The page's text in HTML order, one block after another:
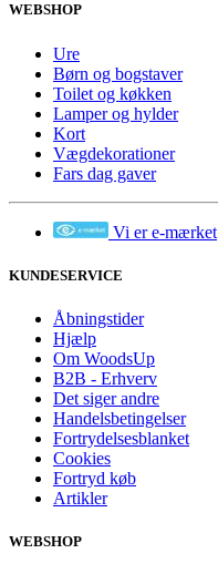
WEBSHOP
Ure
Børn og bogstaver
Toilet og køkken
Lamper og hylder
Kort
Vægdekorationer
Fars dag gaver
Vi er e-mærket
KUNDESERVICE
Åbningstider
Hjælp
Om WoodsUp
B2B - Erhverv
Det siger andre
Handelsbetingelser
Fortrydelsesblanket
Cookies
Fortryd køb
Artikler
WEBSHOP